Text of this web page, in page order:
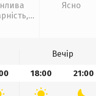
Ясно
Вечір
18:00 21:00